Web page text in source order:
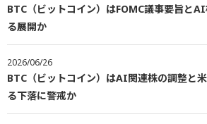
BTC（ビットコイン）はFOMC議事要旨と
る展開か
2026/06/26
BTC（ビットコイン）はAI関連株の調整と
る下落に警戒か